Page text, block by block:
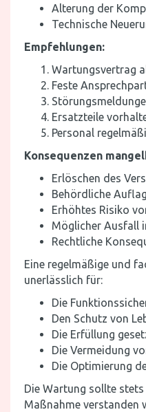
Alterung der
Technische
Empfehlungen:
Wartungsvertrag
Feste
Ersatzteile
Personal
Konsequenzen
Erlöschen des
Behördliche
Erhöhtes Risiko
Möglicher Ausfall
Rechtliche
Eine regelmäßige und
unerlässlich für:
Die
Den Schutz von
Die Erfüllung
Die Vermeidung
Die Optimierung
Die Wartung sollte
Maßnahme verstanden